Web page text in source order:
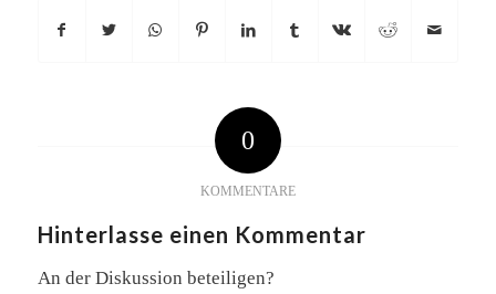
0
KOMMENTARE
Hinterlasse einen Kommentar
An der Diskussion beteiligen?